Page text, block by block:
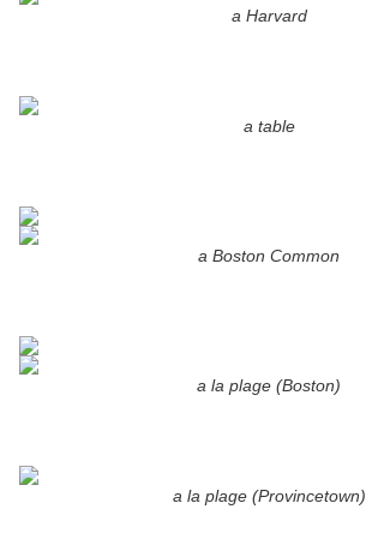
a Harvard
a table
a Boston Common
a la plage (Boston)
a la plage (Provincetown)